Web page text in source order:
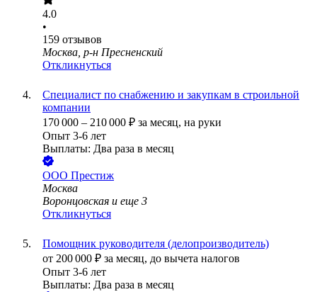
4.0
•
159 отзывов
Москва, р-н Пресненский
Откликнуться
Специалист по снабжению и закупкам в строильной
компании
170 000 – 210 000 ₽ за месяц, на руки
Опыт 3-6 лет
Выплаты: Два раза в месяц
ООО Престиж
Москва
Воронцовская и еще 3
Откликнуться
Помощник руководителя (делопроизводитель)
от 200 000 ₽ за месяц, до вычета налогов
Опыт 3-6 лет
Выплаты: Два раза в месяц